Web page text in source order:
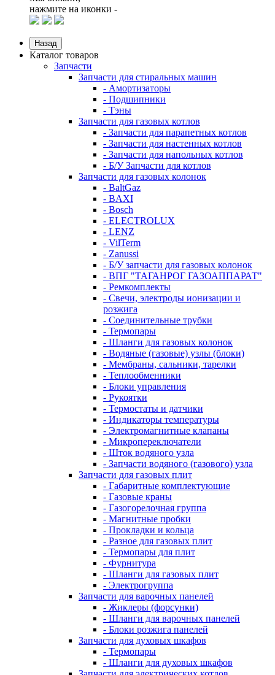
нажмите на иконки -
Назад
Каталог товаров
Запчасти
Запчасти для стиральных машин
- Амортизаторы
- Подшипники
- Тэны
Запчасти для газовых котлов
- Запчасти для парапетных котлов
- Запчасти для настенных котлов
- Запчасти для напольных котлов
- Б/У Запчасти для котлов
Запчасти для газовых колонок
- BaltGaz
- BAXI
- Bosch
- ELECTROLUX
- LENZ
- VilTerm
- Zanussi
- Б/У запчасти для газовых колонок
- ВПГ "ТАГАНРОГ ГАЗОАППАРАТ"
- Ремкомплекты
- Свечи, электроды ионизации и
розжига
- Соединительные трубки
- Термопары
- Шланги для газовых колонок
- Водяные (газовые) узлы (блоки)
- Мембраны, сальники, тарелки
- Теплообменники
- Блоки управления
- Рукоятки
- Термостаты и датчики
- Индикаторы температуры
- Электромагнитные клапаны
- Микропереключатели
- Шток водяного узла
- Запчасти водяного (газового) узла
Запчасти для газовых плит
- Габаритные комплектующие
- Газовые краны
- Газогорелочная группа
- Магнитные пробки
- Прокладки и кольца
- Разное для газовых плит
- Термопары для плит
- Фурнитура
- Шланги для газовых плит
- Электрогруппа
Запчасти для варочных панелей
- Жиклеры (форсунки)
- Шланги для варочных панелей
- Блоки розжига панелей
Запчасти для духовых шкафов
- Термопары
- Шланги для духовых шкафов